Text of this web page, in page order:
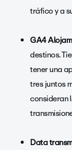
tráfico y a
GA4
destinos.
tener una
tres juntos
consideran
Data